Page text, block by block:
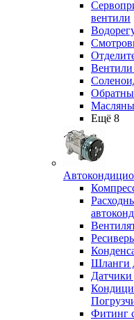
вентили
Ещё 8
Шланги
Датчики
Фитинг